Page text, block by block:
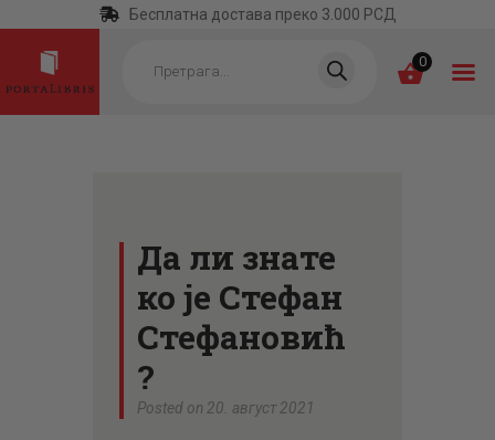
Бесплатна достава преко 3.000 РСД
search 0
НАЈПРОДАВАНИЈЕ
НОВЕ КЊИГЕ
ОТРГНУТО ОД
ЗАБОРАВА
АУТОРИ
Да ли знате
ко је Стефан
Стефановић
?
Posted on 20. август 2021